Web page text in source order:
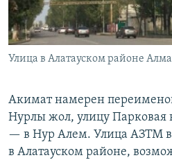
Улица в Алатауском районе
Акимат намерен
Нурлы жол, улицу Парковая
— в Нур Алем. Улица АЗТМ
в Алатауском районе,